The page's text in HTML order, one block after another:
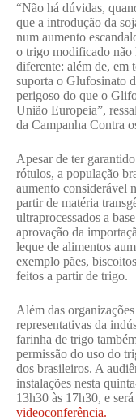
“Não há dúvidas,
que a introdução da
num aumento
o trigo modificado não
diferente: além de, em
suporta o Glufosinato
perigoso do que o
União Europeia”,
da Campanha Contra
Apesar de ter
rótulos, a população
aumento considerável
partir de matéria
ultraprocessados a
aprovação da
leque de alimentos
exemplo pães,
feitos a partir de trigo.
Além das
representativas da
farinha de trigo
permissão do uso do
dos brasileiros. A
instalações nesta
13h30 às 17h30, e será
videoconferência.